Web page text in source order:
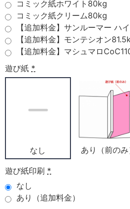
コミック紙ホワイト80kg
コミック紙クリーム80kg
【追加料金】サンルーマー ハ
【追加料金】モンテシオン
【追加料金】マシュマロ
遊び紙 *
なし あり（前のみ
遊び紙印刷 *
なし
あり（追加料金）